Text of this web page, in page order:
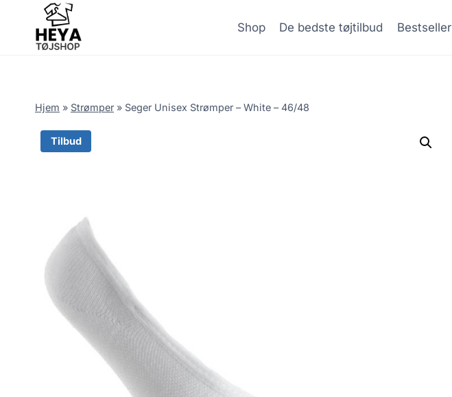
content
Shop De bedste tøjtilbud Bestseller
Hjem » Strømper » Seger Unisex Strømper – White – 46/48
Tilbud